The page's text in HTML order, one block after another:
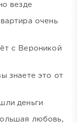
везде
очень
с Вероникой
знаете это от
деньги
любовь,